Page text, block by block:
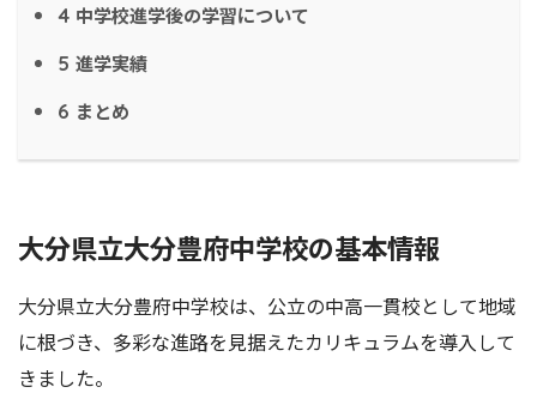
4 中学校進学後の学習について
5 進学実績
6 まとめ
大分県立大分豊府中学校の基本情報
大分県立大分豊府中学校は、公立の中高一貫校として地域
に根づき、多彩な進路を見据えたカリキュラムを導入して
きました。